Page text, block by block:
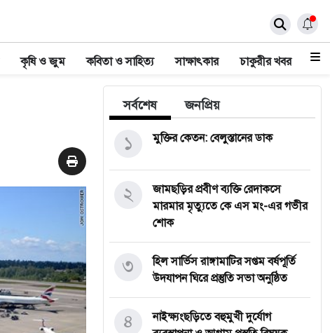
কৃষি ও জুম কবিতা ও সাহিত্য সাক্ষাৎকার চাকুরীর খবর
সর্বশেষ জনপ্রিয়
মুক্তির কেতন: বেলুস্তানের ডাক
১
জামছড়ির প্রবীণ ব্যক্তি রেদাকসে
মারমার মৃত্যুতে কে এস মং-এর গভীর
শোক
২
হিল সার্ভিস রাঙ্গামাটির সপ্তম বর্ষপূর্তি
উদযাপন ঘিরে প্রস্তুতি সভা অনুষ্ঠিত
৩
নাইক্ষ্যংছড়িতে বহুমুখী দুর্যোগ
৪